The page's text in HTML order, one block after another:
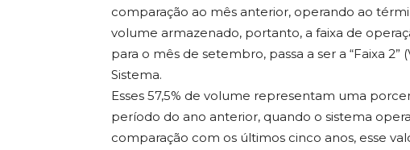
comparação ao mês anterior, operando ao
volume armazenado, portanto, a faixa de
para o mês de setembro, passa a ser a “Faixa 2”
Sistema.
Esses 57,5% de volume representam uma
período do ano anterior, quando o sistema
comparação com os últimos cinco anos, esse